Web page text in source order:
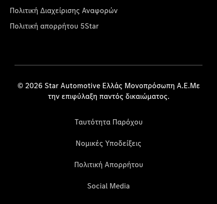
Πολιτική Διαχείρισης Αναφορών
Πολιτική απορρήτου 5Star
© 2026 Star Automotive Ελλάς Μονοπρόσωπη Α.Ε.Με
την επιφύλαξη παντός δικαιώματος.
Ταυτότητα Παρόχου
Νομικές Υποδείξεις
Πολιτική Απορρήτου
Social Media